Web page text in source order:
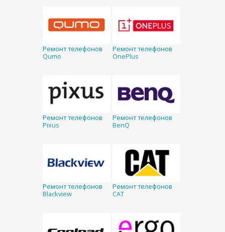
Ремонт телефонов
Qumo
Ремонт телефонов
OnePlus
Ремонт телефонов
Pixus
Ремонт телефонов
BenQ
Ремонт телефонов
Blackview
Ремонт телефонов
CAT